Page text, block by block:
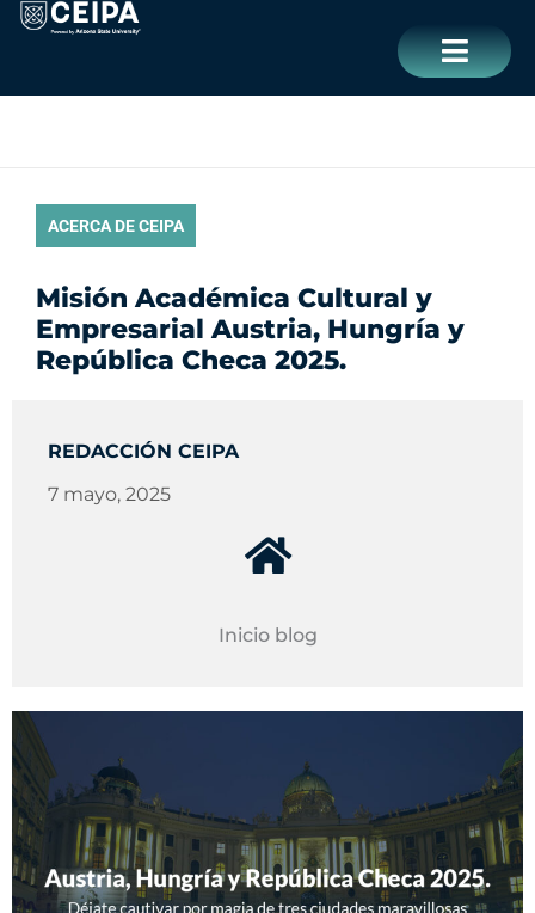
contenido
ACERCA DE CEIPA
Misión Académica Cultural y
Empresarial Austria, Hungría y
República Checa 2025.
REDACCIÓN CEIPA
7 mayo, 2025
Inicio blog